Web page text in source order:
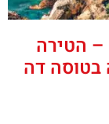
‪‪Castillo de Tossa de Mar‬‬ – הטירה
בטוסה דה